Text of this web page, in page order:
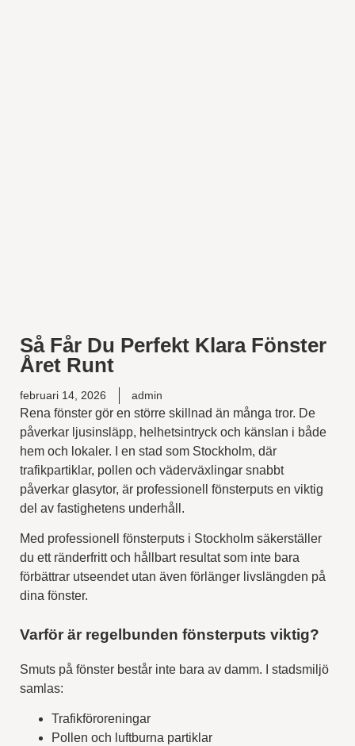
Så Får Du Perfekt Klara Fönster
Året Runt
februari 14, 2026 admin
Rena fönster gör en större skillnad än många tror. De
påverkar ljusinsläpp, helhetsintryck och känslan i både
hem och lokaler. I en stad som Stockholm, där
trafikpartiklar, pollen och väderväxlingar snabbt
påverkar glasytor, är professionell fönsterputs en viktig
del av fastighetens underhåll.
Med professionell fönsterputs i Stockholm säkerställer
du ett ränderfritt och hållbart resultat som inte bara
förbättrar utseendet utan även förlänger livslängden på
dina fönster.
Varför är regelbunden fönsterputs viktig?
Smuts på fönster består inte bara av damm. I stadsmiljö
samlas:
Trafikföroreningar
Pollen och luftburna partiklar